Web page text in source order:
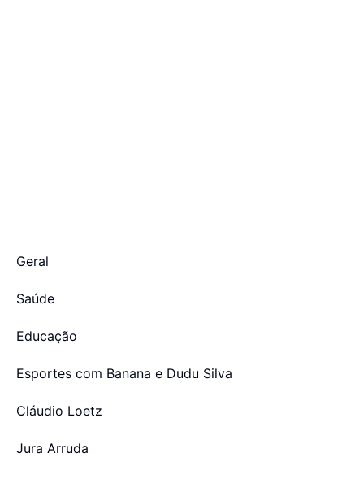
Geral
Saúde
Educação
Esportes com Banana e Dudu Silva
Cláudio Loetz
Jura Arruda